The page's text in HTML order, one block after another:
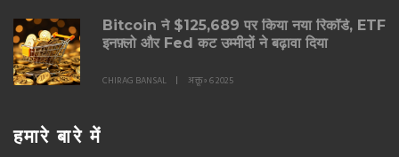
Bitcoin ने $125,689 पर किया नया रिकॉर्ड, ETF
इनफ़्लो और Fed कट उम्मीदों ने बढ़ावा दिया
CHIRAG BANSAL अक्तू॰ 6 2025
हमारे बारे में